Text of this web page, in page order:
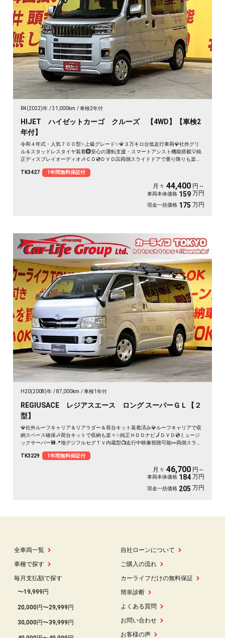
R4(2022)年 31,000km 車検2年付
HIJET ハイゼットカーゴ クルーズ 【4WD】【車検2
年付】
令和４年式・人気７００型✨上級グレード✨💎３万キロ台低走行車両💎社外グリ
ル＆スタッドレスタイヤ装着🛞安心の運転支援・スマートアシスト機能搭載💡純
正ディスプレイオーディオ🎶ＣＤ💿ＤＶＤ📀両側スライドドアで乗り降りも楽々
ス・オーバーヘッドコンソール付😊プッシュスタート＆スマートキータイプ👆ア
イドリングストップ付きで燃費性能も抜群😍🍃カタログ燃費・ＪＣ０８モード２
０．５ｋｍ🍃夜間走行も明るいLEDヘッドライト＆LEDフォグ🔦
TK3427 1年間無料保証付
月々 44,400 円～
車両本体価格 159 万円
現金一括価格 175 万円
H20(2008)年 87,000km 車検1年付
REGIUSACE レジアスエース ロング スーパーＧＬ【２
型】
💎社外ルーフキャリア＆リアラダー＆荷台キット装着済み💎ルーフキャリアで収
納スペース確保🎶荷台キットで収納も楽々✨純正ＨＤＤナビ🗾ＤＶＤ💿ミュージ
ックサーバー💾📍地デジフルセグＴＶ内蔵型📺走行中映像視聴可能👀両側スライ
車時新品タイヤ装着🛞車検１年付🎶
TK3229 1年間無料保証付
月々 46,700 円～
車両本体価格 184 万円
現金一括価格 205 万円
全車両一覧
車種で探す
毎月支払額で探す
〜19,999円
20,000円〜29,999円
30,000円〜39,999円
自社ローンについて
ご購入の流れ
カーライフだけの無料保証
簡単診断
よくある質問
お問い合わせ
お客様の声